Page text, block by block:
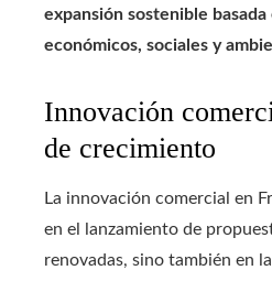
expansión sostenible
económicos, sociales y
Innovación
de crecimiento
La innovación comercial en
en el lanzamiento de
renovadas, sino también en